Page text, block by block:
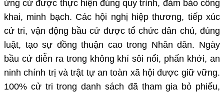
ứng cử được thực hiện đúng quy trình, đảm bảo công
khai, minh bạch. Các hội nghị hiệp thương, tiếp xúc
cử tri, vận động bầu cử được tổ chức dân chủ, đúng
luật, tạo sự đồng thuận cao trong Nhân dân. Ngày
bầu cử diễn ra trong không khí sôi nổi, phấn khởi, an
ninh chính trị và trật tự an toàn xã hội được giữ vững.
100% cử tri trong danh sách đã tham gia bỏ phiếu,